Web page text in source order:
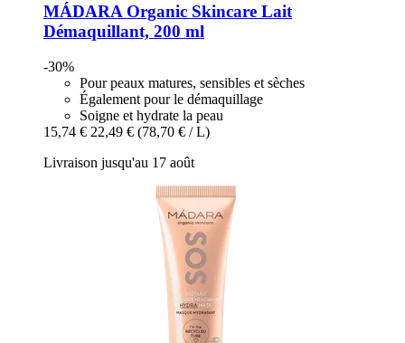
MÁDARA Organic Skincare Lait
Démaquillant, 200 ml
-30%
Pour peaux matures, sensibles et sèches
Également pour le démaquillage
Soigne et hydrate la peau
15,74 € 22,49 € (78,70 € / L)
Livraison jusqu'au 17 août